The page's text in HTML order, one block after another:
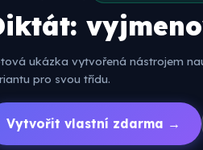
ukázka vytvořená nástrojem
pro svou třídu.
Vytvořit vlastní zdarma →